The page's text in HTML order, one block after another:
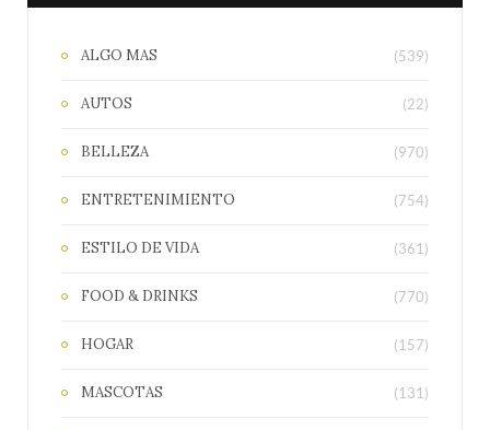
ALGO MAS (539)
AUTOS (22)
BELLEZA (970)
ENTRETENIMIENTO (754)
ESTILO DE VIDA (361)
FOOD & DRINKS (770)
HOGAR (157)
MASCOTAS (131)